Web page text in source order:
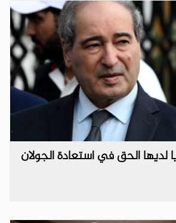
لديها الحق في استعادة الجولان